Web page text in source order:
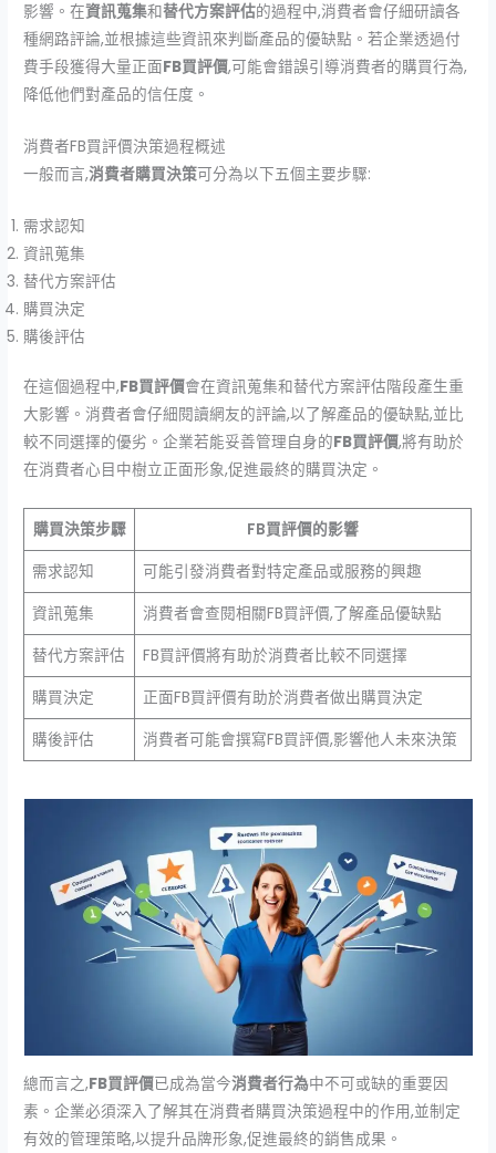
影響。在資訊蒐集和替代方案評估的過程中,消費者會仔細研讀各
種網路評論,並根據這些資訊來判斷產品的優缺點。若企業透過付
費手段獲得大量正面FB買評價,可能會錯誤引導消費者的購買行為,
降低他們對產品的信任度。
消費者FB買評價決策過程概述
一般而言,消費者購買決策可分為以下五個主要步驟:
需求認知
資訊蒐集
替代方案評估
購買決定
購後評估
在這個過程中,FB買評價會在資訊蒐集和替代方案評估階段產生重
大影響。消費者會仔細閱讀網友的評論,以了解產品的優缺點,並比
較不同選擇的優劣。企業若能妥善管理自身的FB買評價,將有助於
在消費者心目中樹立正面形象,促進最終的購買決定。
購買決策步驟
FB買評價的影響
需求認知
可能引發消費者對特定產品或服務的興趣
資訊蒐集
消費者會查閱相關FB買評價,了解產品優缺點
替代方案評估
FB買評價將有助於消費者比較不同選擇
購買決定
正面FB買評價有助於消費者做出購買決定
購後評估
消費者可能會撰寫FB買評價,影響他人未來決策
總而言之,FB買評價已成為當今消費者行為中不可或缺的重要因
素。企業必須深入了解其在消費者購買決策過程中的作用,並制定
有效的管理策略,以提升品牌形象,促進最終的銷售成果。